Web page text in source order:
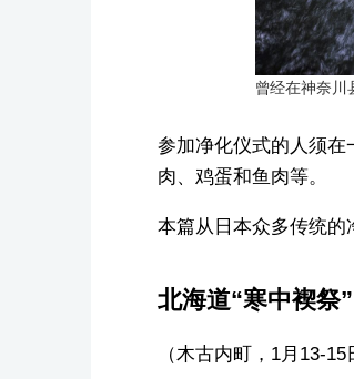
曾经在神奈川
参加净化仪式的人须在
肉、鸡蛋和鱼肉等。
本篇从日本众多传统的
北海道“寒中褉祭”
（木古内町，1月13-15